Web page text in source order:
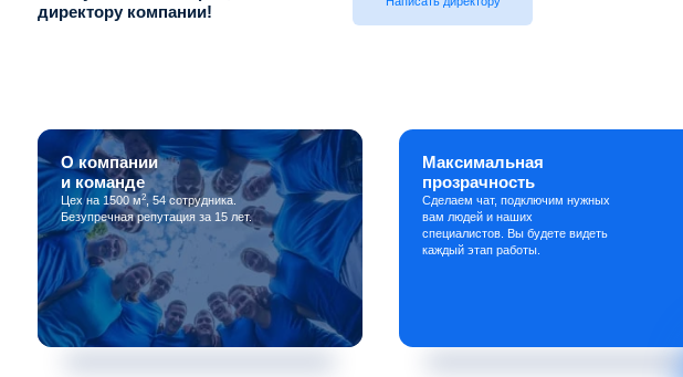
директору компании!
О компании
и команде
Цех на 1500 м2, 54 сотрудника.
Безупречная репутация за 15 лет.
Максимальная
прозрачность
Сделаем чат, подключим нужных
вам людей и наших
специалистов. Вы будете видеть
каждый этап работы.